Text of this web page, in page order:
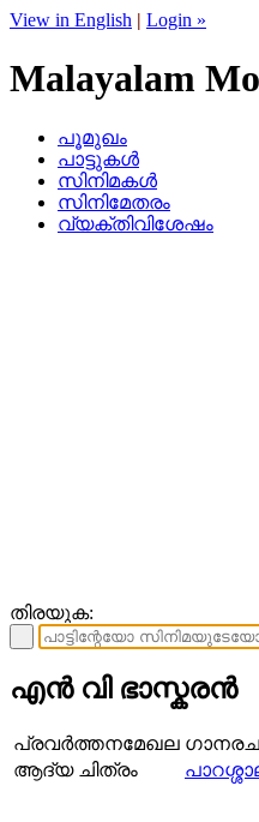
View in English | Login »
Malayalam
പൂമുഖം
പാട്ടുകള്‍
സിനിമകള്‍
സിനിമേതരം
വ്യക്തിവിശേഷം
തിരയുക:
എന്‍ വി ഭാസ്കരന്‍
പ്രവര്‍ത്തനമേഖല
ആദ്യ ചിത്രം